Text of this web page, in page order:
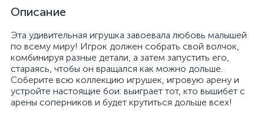
Описание
Эта удивительная игрушка завоевала любовь малышей
по всему миру! Игрок должен собрать свой волчок,
комбинируя разные детали, а затем запустить его,
стараясь, чтобы он вращался как можно дольше.
Соберите всю коллекцию игрушек, игровую арену и
устройте настоящие бои: выиграет тот, кто вышибет с
арены соперников и будет крутиться дольше всех!